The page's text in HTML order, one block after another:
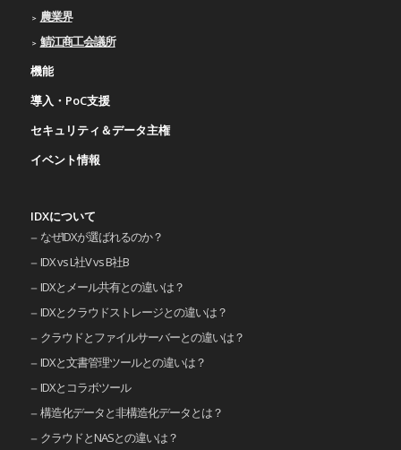
農業界
鯖江商工会議所
機能
導入・PoC支援
セキュリティ＆データ主権
イベント情報
IDXについて
なぜIDXが選ばれるのか？
IDX vs L社V vs B社B
IDXとメール共有との違いは？
IDXとクラウドストレージとの違いは？
クラウドとファイルサーバーとの違いは？
IDXと文書管理ツールとの違いは？
IDXとコラボツール
構造化データと非構造化データとは？
クラウドとNASとの違いは？